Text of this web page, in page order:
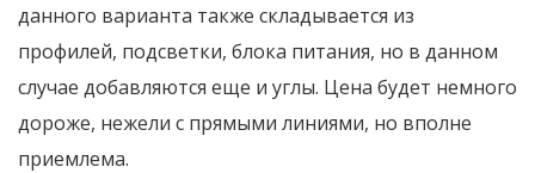
данного варианта также складывается из
профилей, подсветки, блока питания, но в данном
случае добавляются еще и углы. Цена будет немного
дороже, нежели с прямыми линиями, но вполне
приемлема.